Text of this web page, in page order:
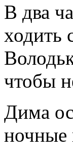
В два
ходить
чтобы
Дима
ночные